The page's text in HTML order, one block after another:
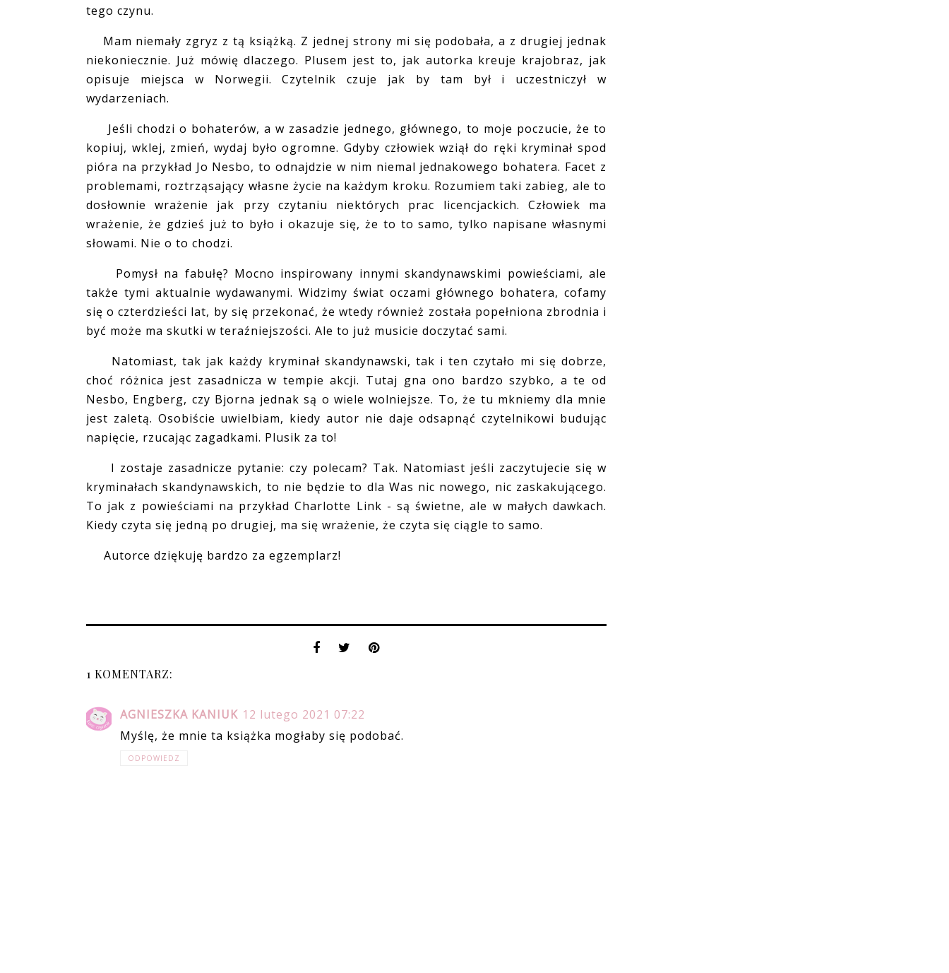
tego czynu.
Mam niemały zgryz z tą książką. Z jednej strony mi się podobała, a z drugiej jednak
niekoniecznie. Już mówię dlaczego. Plusem jest to, jak autorka kreuje krajobraz, jak
opisuje miejsca w Norwegii. Czytelnik czuje jak by tam był i uczestniczył w
wydarzeniach.
Jeśli chodzi o bohaterów, a w zasadzie jednego, głównego, to moje poczucie, że to
kopiuj, wklej, zmień, wydaj było ogromne. Gdyby człowiek wziął do ręki kryminał spod
pióra na przykład Jo Nesbo, to odnajdzie w nim niemal jednakowego bohatera. Facet z
problemami, roztrząsający własne życie na każdym kroku. Rozumiem taki zabieg, ale to
dosłownie wrażenie jak przy czytaniu niektórych prac licencjackich. Człowiek ma
wrażenie, że gdzieś już to było i okazuje się, że to to samo, tylko napisane własnymi
słowami. Nie o to chodzi.
Pomysł na fabułę? Mocno inspirowany innymi skandynawskimi powieściami, ale
także tymi aktualnie wydawanymi. Widzimy świat oczami głównego bohatera, cofamy
się o czterdzieści lat, by się przekonać, że wtedy również została popełniona zbrodnia i
być może ma skutki w teraźniejszości. Ale to już musicie doczytać sami.
Natomiast, tak jak każdy kryminał skandynawski, tak i ten czytało mi się dobrze,
choć różnica jest zasadnicza w tempie akcji. Tutaj gna ono bardzo szybko, a te od
Nesbo, Engberg, czy Bjorna jednak są o wiele wolniejsze. To, że tu mkniemy dla mnie
jest zaletą. Osobiście uwielbiam, kiedy autor nie daje odsapnąć czytelnikowi budując
napięcie, rzucając zagadkami. Plusik za to!
I zostaje zasadnicze pytanie: czy polecam? Tak. Natomiast jeśli zaczytujecie się w
kryminałach skandynawskich, to nie będzie to dla Was nic nowego, nic zaskakującego.
To jak z powieściami na przykład Charlotte Link - są świetne, ale w małych dawkach.
Kiedy czyta się jedną po drugiej, ma się wrażenie, że czyta się ciągle to samo.
Autorce dziękuję bardzo za egzemplarz!
1 KOMENTARZ:
AGNIESZKA KANIUK 12 lutego 2021 07:22
Myślę, że mnie ta książka mogłaby się podobać.
ODPOWIEDZ